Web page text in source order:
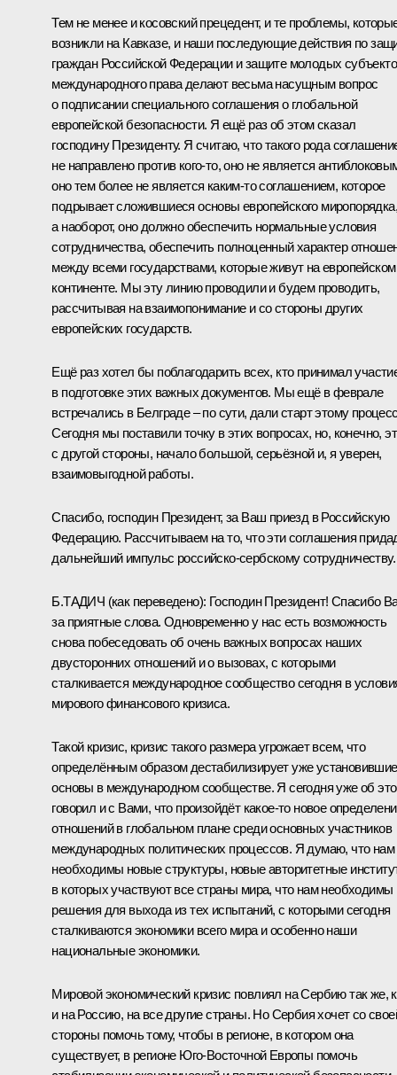
Тем не менее и косовский прецедент, и те проблемы,
возникли на Кавказе, и наши последующие действия по
граждан Российской Федерации и защите молодых
международного права делают весьма насущным вопрос
о подписании специального соглашения о глобальной
европейской безопасности. Я ещё раз об этом сказал
господину Президенту. Я считаю, что такого рода
не направлено против кого‑то, оно не является
оно тем более не является каким‑то соглашением, которое
подрывает сложившиеся основы европейского миропорядка,
а наоборот, оно должно обеспечить нормальные условия
сотрудничества, обеспечить полноценный характер
между всеми государствами, которые живут на европейском
континенте. Мы эту линию проводили и будем проводить,
рассчитывая на взаимопонимание и со стороны других
европейских государств.
Ещё раз хотел бы поблагодарить всех, кто принимал
в подготовке этих важных документов. Мы ещё в феврале
встречались в Белграде – по сути, дали старт этому
Сегодня мы поставили точку в этих вопросах, но, конечно,
с другой стороны, начало большой, серьёзной и, я уверен,
взаимовыгодной работы.
Спасибо, господин Президент, за Ваш приезд в Российскую
Федерацию. Рассчитываем на то, что эти соглашения
дальнейший импульс российско-сербскому сотрудничеству.
Б.ТАДИЧ (как переведено): Господин Президент! Спасибо
за приятные слова. Одновременно у нас есть возможность
снова побеседовать об очень важных вопросах наших
двусторонних отношений и о вызовах, с которыми
сталкивается международное сообщество сегодня в
мирового финансового кризиса.
Такой кризис, кризис такого размера угрожает всем, что
определённым образом дестабилизирует уже
основы в международном сообществе. Я сегодня уже об
говорил и с Вами, что произойдёт какое‑то новое
отношений в глобальном плане среди основных участников
международных политических процессов. Я думаю, что нам
необходимы новые структуры, новые авторитетные
в которых участвуют все страны мира, что нам необходимы
решения для выхода из тех испытаний, с которыми сегодня
сталкиваются экономики всего мира и особенно наши
национальные экономики.
Мировой экономический кризис повлиял на Сербию так же,
и на Россию, на все другие страны. Но Сербия хочет со
стороны помочь тому, чтобы в регионе, в котором она
существует, в регионе Юго-Восточной Европы помочь